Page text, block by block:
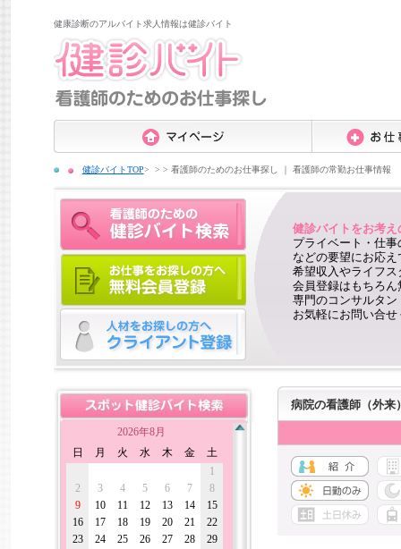
健康診断のアルバイト求人情報は健診バイト
健診バイトTOP > 看護師のためのお仕事探し ｜ 看護師の常勤お仕事情報
健診バイトをお考
プライベート・仕
などの要望にお応
希望収入やライフ
会員登録はもちろん
専門のコンサルタ
お気軽にお問い合せ
2026年8月
日
月 火 水 木 金
土
1
2
3 4 5 6 7
8
9
10 11 12 13 14
15
16
17 18 19 20 21
22
23
24 25 26 27 28
29
病院の看護師（外来